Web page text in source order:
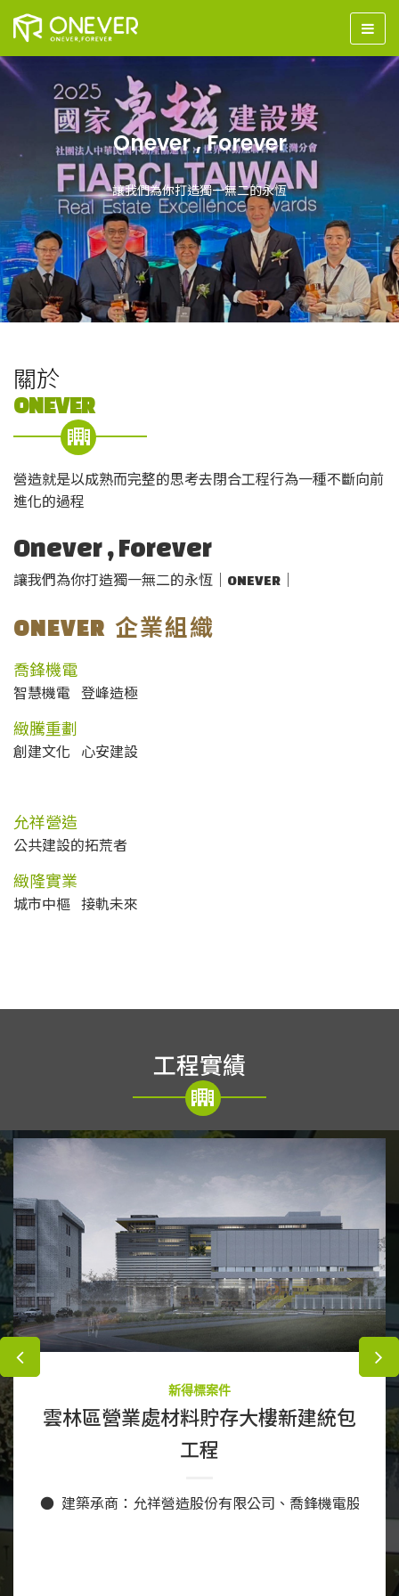
Onever , Forever
讓我們為你打造獨一無二的永恆
關於
ONEVER
營造就是以成熟而完整的思考去閉合工程行為一種不斷向前
進化的過程
Onever , Forever
讓我們為你打造獨一無二的永恆｜ ONEVER
ONEVER 企業組織
喬鋒機電
智慧機電 登峰造極
緻騰重劃
創建文化 心安建設
允祥營造
公共建設的拓荒者
緻隆實業
城市中樞 接軌未來
工程實績
更多實績
新得標案件
雲林區營業處材料貯存大樓新建統包
工程
● 建築承商：允祥營造股份有限公司、喬鋒機電股份有